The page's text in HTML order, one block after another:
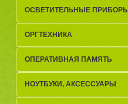
ОСВЕТИТЕЛЬНЫЕ ПРИБОРЫ
ОРГТЕХНИКА
ОПЕРАТИВНАЯ ПАМЯТЬ
НОУТБУКИ, АКСЕСCУАРЫ